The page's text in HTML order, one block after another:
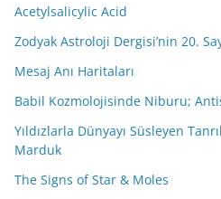
Acetylsalicylic Acid
Zodyak Astroloji Dergisi’nin 20.
Mesaj Anı Haritaları
Babil Kozmolojisinde Niburu;
Yıldızlarla Dünyayı Süsleyen
Marduk
The Signs of Star & Moles